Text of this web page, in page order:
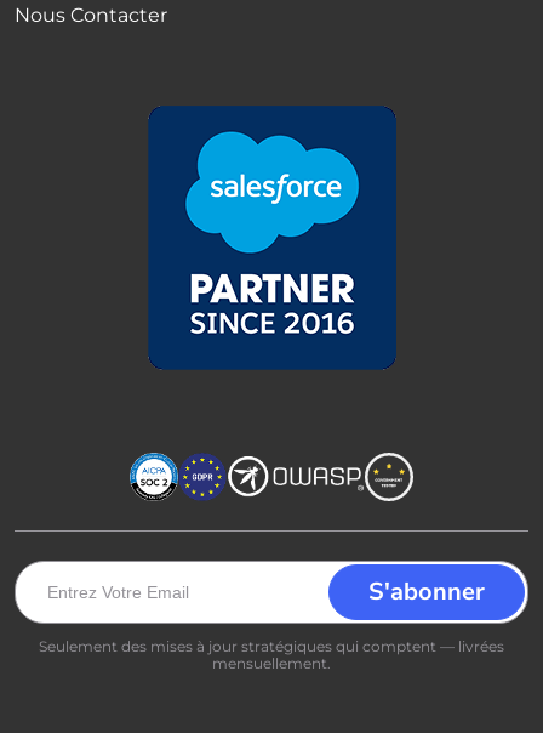
Nous Contacter
Seulement des mises à jour stratégiques qui comptent — livrées
mensuellement.